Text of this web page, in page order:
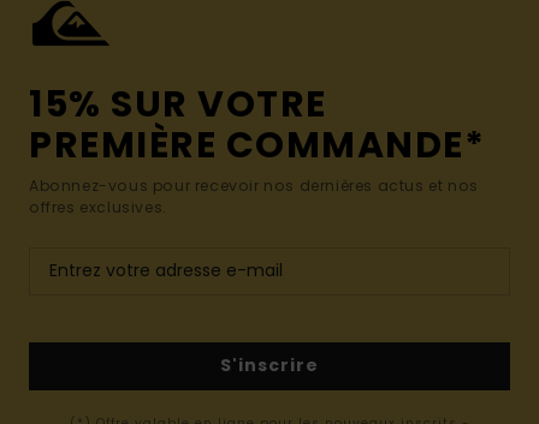
15% SUR VOTRE
PREMIÈRE COMMANDE*
Abonnez-vous pour recevoir nos dernières actus et nos
offres exclusives.
S'inscrire